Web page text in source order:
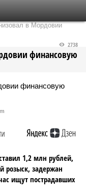
в Мордовии
финансовую
2738
1,2 млн рублей,
розыск, задержан
ищут пострадавших